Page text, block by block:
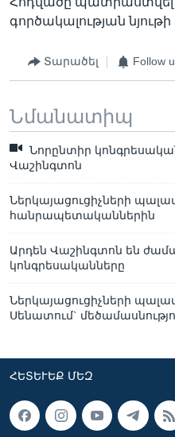
գործակալության
Տարածել Follow
Նմանատիպ
Նորընտիր
Վաշինգտոն
Ներկայացուցիչների
հանրապետականներին
Արդեն Վաշինգտոն են
կոնգրեսականները
Ներկայացուցիչների
Սենատում`
ՀԵՏԵՒԵՔ ՄԵԶ